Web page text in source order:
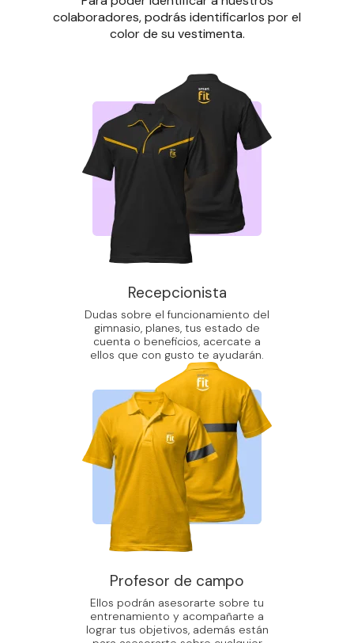
colaboradores, podrás identificarlos por el
color de su vestimenta.
Recepcionista
Dudas sobre el funcionamiento del
gimnasio, planes, tus estado de
cuenta o beneficios, acercate a
ellos que con gusto te ayudarán.
Profesor de campo
Ellos podrán asesorarte sobre tu
entrenamiento y acompañarte a
lograr tus objetivos, además están